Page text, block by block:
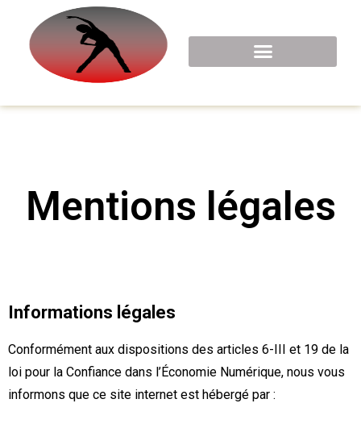
Mentions légales
Informations légales
Conformément aux dispositions des articles 6-III et 19 de la
loi pour la Confiance dans l’Économie Numérique, nous vous
informons que ce site internet est hébergé par :